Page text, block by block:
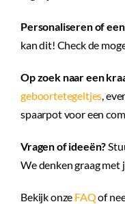
Personaliseren of
kan dit! Check de
Op zoek naar een
geboortetegeltjes ,
spaarpot voor een
Vragen of ideeën?
We denken graag met
Bekijk onze FAQof